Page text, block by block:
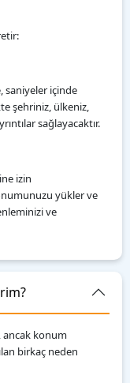
saniyeler içinde
şehriniz, ülkeniz,
sağlayacaktır.
izin
yükler ve
ve
ancak konum
birkaç neden